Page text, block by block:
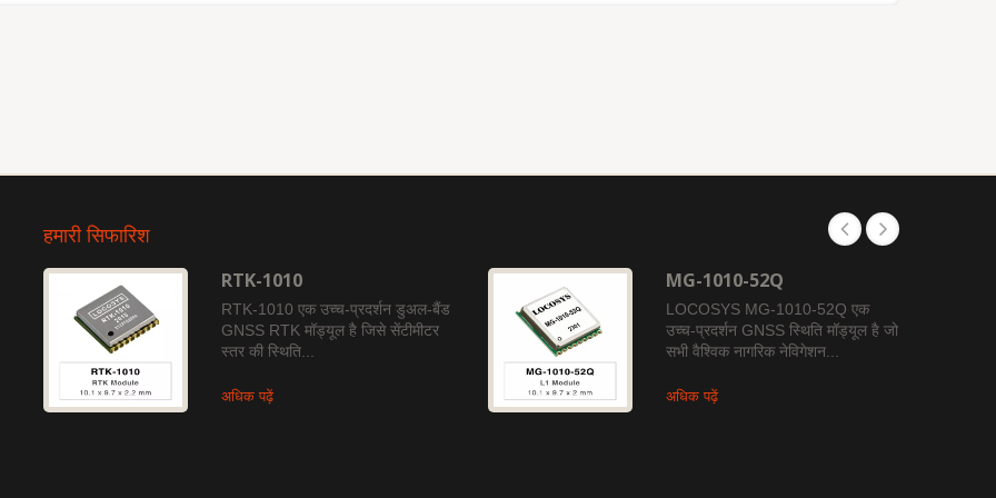
हमारी सिफारिश
RTK-1010
RTK-1010 एक उच्च-प्रदर्शन डुअल-बैंड
GNSS RTK मॉड्यूल है जिसे सेंटीमीटर
स्तर की स्थिति...
अधिक पढ़ें
MG-1010-52Q
LOCOSYS MG-1010-52Q एक
उच्च-प्रदर्शन GNSS स्थिति मॉड्यूल है जो
सभी वैश्विक नागरिक नेविगेशन...
अधिक पढ़ें